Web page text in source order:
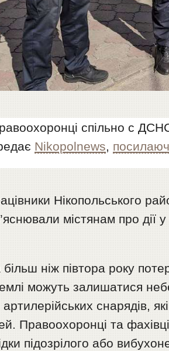
спільно с
Nikopolnews,
Нікопольського
містянам про дії
ніж півтора року
можуть залишатися
снарядів,
Правоохоронці та
підозрілого або